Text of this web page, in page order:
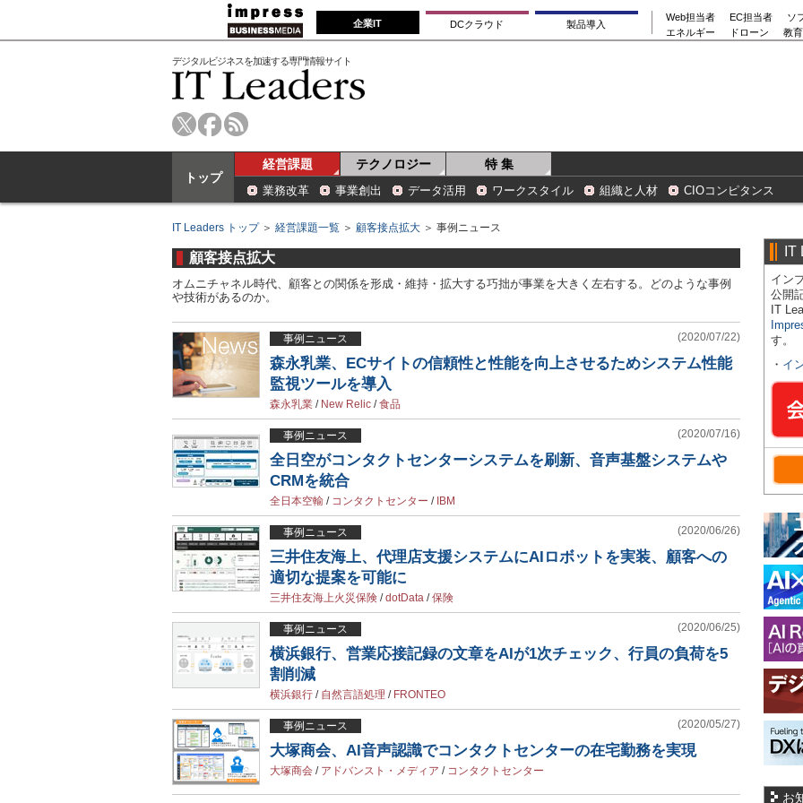
企業IT DCクラウド 製品導入
Web担当者 EC担当者
ソ
エネルギー
ドローン 教
デジタルビジネスを加速する専門情報サイト
トップ
経営課題 テクノロジー 特 集
業務改革 事業創出 データ活用 ワークスタイル 組織と人材 CIOコンピタンス
IT Leaders トップ＞ 経営課題一覧 ＞ 顧客接点拡大 ＞ 事例ニュース
顧客接点拡大
オムニチャネル時代、顧客との関係を形成・維持・拡大する巧拙が事業を大きく左右する。どのような事例
や技術があるのか。
事例ニュース (2020/07/22)
森永乳業、ECサイトの信頼性と性能を向上させるためシステム性能
監視ツールを導入
森永乳業 / New Relic /食品
事例ニュース (2020/07/16)
全日空がコンタクトセンターシステムを刷新、音声基盤システムや
CRMを統合
全日本空輸 / コンタクトセンター / IBM
事例ニュース (2020/06/26)
三井住友海上、代理店支援システムにAIロボットを実装、顧客への
適切な提案を可能に
三井住友海上火災保険 /dotData /保険
事例ニュース (2020/06/25)
横浜銀行、営業応接記録の文章をAIが1次チェック、行員の負荷を5
割削減
横浜銀行 / 自然言語処理 / FRONTEO
事例ニュース (2020/05/27)
大塚商会、AI音声認識でコンタクトセンターの在宅勤務を実現
大塚商会 / アドバンスト・メディア / コンタクトセンター
IT
イン
公開
IT
す。
・ イ
お